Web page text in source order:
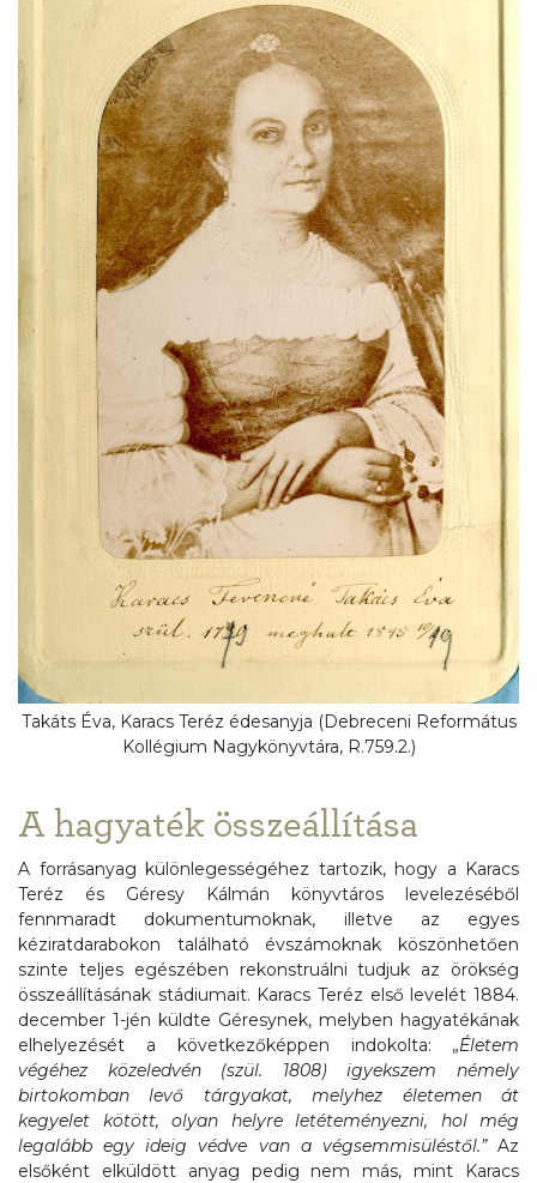
Takáts Éva, Karacs Teréz édesanyja (Debreceni Református
Kollégium Nagykönyvtára, R.759.2.)
A hagyaték összeállítása
A forrásanyag különlegességéhez tartozik, hogy a Karacs
Teréz és Géresy Kálmán könyvtáros levelezéséből
fennmaradt dokumentumoknak, illetve az egyes
kéziratdarabokon található évszámoknak köszönhetően
szinte teljes egészében rekonstruálni tudjuk az örökség
összeállításának stádiumait. Karacs Teréz első levelét 1884.
december 1-jén küldte Géresynek, melyben hagyatékának
elhelyezését a következőképpen indokolta: „Életem
végéhez közeledvén (szül. 1808) igyekszem némely
birtokomban levő tárgyakat, melyhez életemen át
kegyelet kötött, olyan helyre letéteményezni, hol még
legalább egy ideig védve van a végsemmisüléstől.”Az
elsőként elküldött anyag pedig nem más, mint Karacs